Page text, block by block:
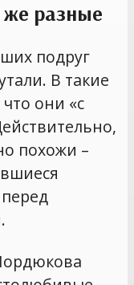
же разные
подруг
В такие
они «с
похожи –